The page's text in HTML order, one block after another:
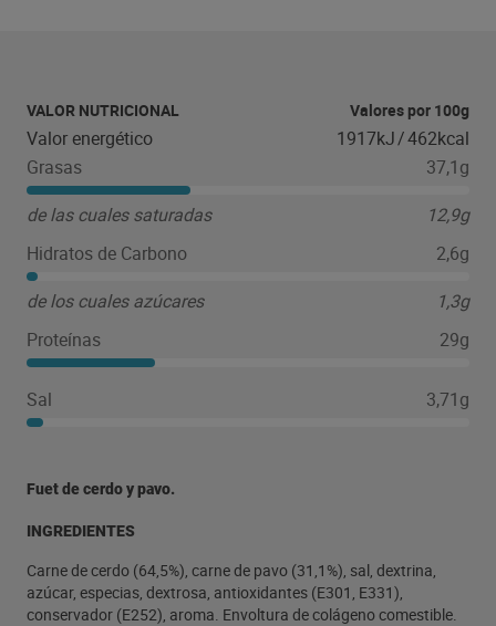
VALOR NUTRICIONAL Valores por 100g
Valor energético 1917kJ/462kcal
Grasas
37,1g
de las cuales saturadas
12,9g
Hidratos de Carbono
2,6g
de los cuales azúcares
1,3g
Proteínas
29g
Sal 3,71g
Fuet de cerdo y pavo.
INGREDIENTES
Carne de cerdo (64,5%), carne de pavo (31,1%), sal, dextrina,
azúcar, especias, dextrosa, antioxidantes (E301, E331),
conservador (E252), aroma. Envoltura de colágeno comestible.